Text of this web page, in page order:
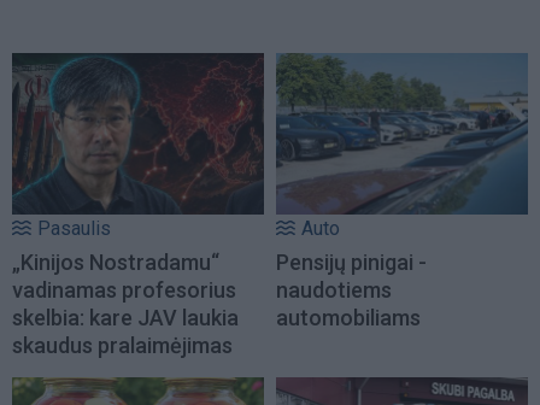
Pasaulis
„Kinijos Nostradamu“
vadinamas profesorius
skelbia: kare JAV laukia
skaudus pralaimėjimas
Auto
Pensijų pinigai -
naudotiems
automobiliams